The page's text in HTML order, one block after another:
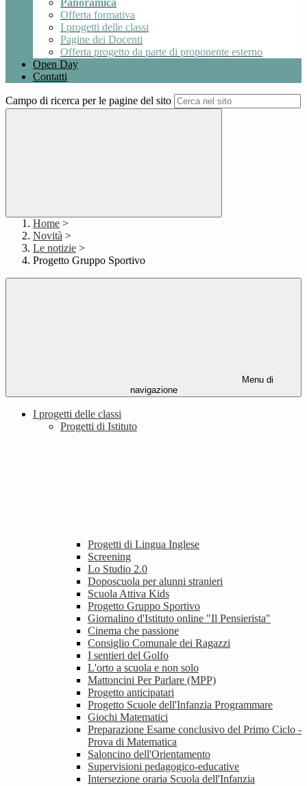
Panoramica
Offerta formativa
I progetti delle classi
Pagine dei Docenti
Offerta progetto da parte di proponente esterno
Open Day
Contatti
Campo di ricerca per le pagine del sito
Home >
Novità >
Le notizie >
Progetto Gruppo Sportivo
Menu di
navigazione
I progetti delle classi
Progetti di Istituto
Progetti di Lingua Inglese
Screening
Lo Studio 2.0
Doposcuola per alunni stranieri
Scuola Attiva Kids
Progetto Gruppo Sportivo
Giornalino d'Istituto online "Il Pensierista"
Cinema che passione
Consiglio Comunale dei Ragazzi
I sentieri del Golfo
L'orto a scuola e non solo
Mattoncini Per Parlare (MPP)
Progetto anticipatari
Progetto Scuole dell'Infanzia Programmare
Giochi Matematici
Preparazione Esame conclusivo del Primo Ciclo -
Prova di Matematica
Saloncino dell'Orientamento
Supervisioni pedagogico-educative
Intersezione oraria Scuola dell'Infanzia